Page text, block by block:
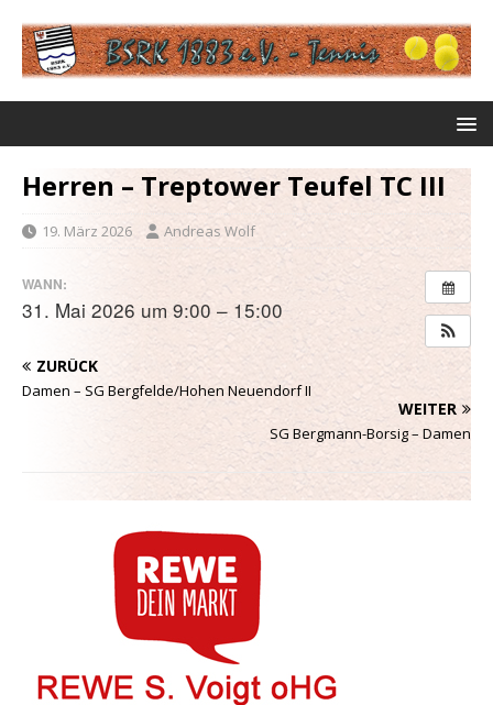
Herren – Treptower Teufel TC III
19. März 2026 Andreas Wolf
WANN:
31. Mai 2026 um 9:00 – 15:00
ZURÜCK
Damen – SG Bergfelde/Hohen Neuendorf II
WEITER
SG Bergmann-Borsig – Damen